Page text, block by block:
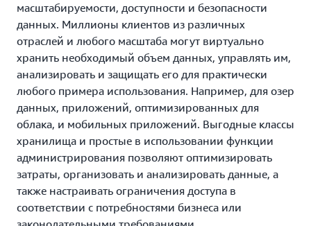
масштабируемости, доступности и безопасности
данных. Миллионы клиентов из различных
отраслей и любого масштаба могут виртуально
хранить необходимый объем данных, управлять им,
анализировать и защищать его для практически
любого примера использования. Например, для озер
данных, приложений, оптимизированных для
облака, и мобильных приложений. Выгодные классы
хранилища и простые в использовании функции
администрирования позволяют оптимизировать
затраты, организовать и анализировать данные, а
также настраивать ограничения доступа в
соответствии с потребностями бизнеса или